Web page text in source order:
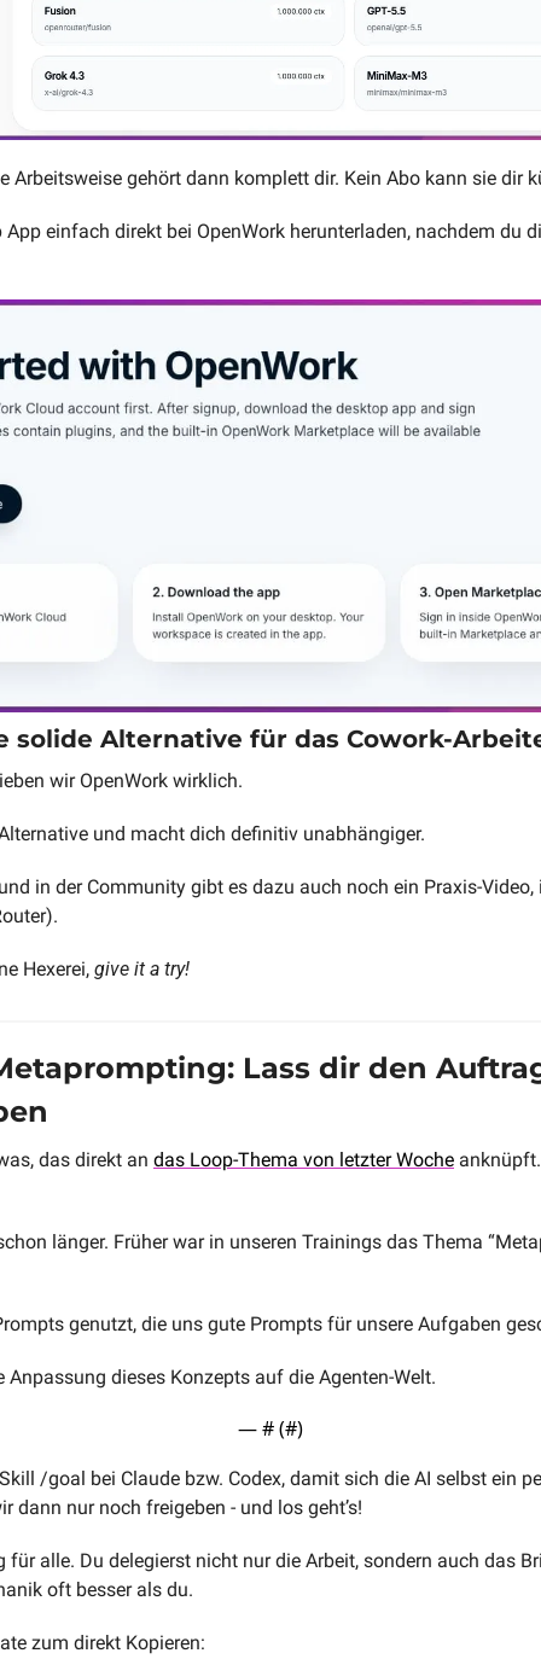
Arbeitsweise gehört dann komplett dir. Kein Abo kann sie dir
einfach direkt bei OpenWork herunterladen, nachdem du
solide Alternative für das Cowork-
wir OpenWork wirklich.
und macht dich definitiv unabhängiger.
in der Community gibt es dazu auch noch ein Praxis-
Hexerei, give it a try!
Lass dir den
das direkt an das Loop-Thema von letzter Woche
länger. Früher war in unseren Trainings das Thema
genutzt, die uns gute Prompts für unsere Aufgaben
Anpassung dieses Konzepts auf die Agenten-Welt.
— # (#)
/goal bei Claude bzw. Codex, damit sich die AI selbst ein
dann nur noch freigeben - und los geht’s!
alle. Du delegierst nicht nur die Arbeit, sondern auch das
oft besser als du.
zum direkt Kopieren: